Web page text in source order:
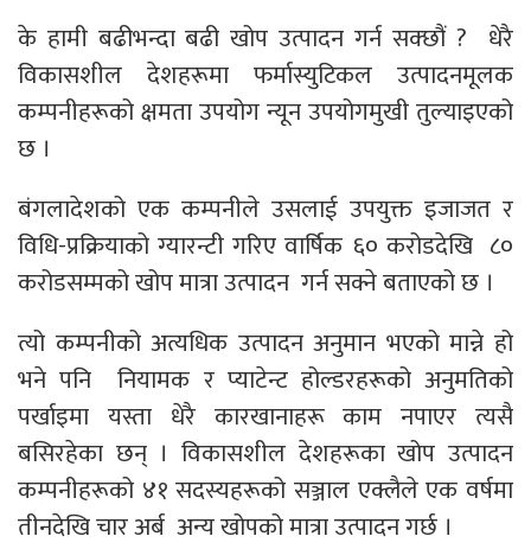
के हामी बढीभन्दा बढी खोप उत्पादन गर्न सक्छौं ? धेरै
विकासशील देशहरूमा फर्मास्युटिकल उत्पादनमूलक
कम्पनीहरूको क्षमता उपयोग न्यून उपयोगमुखी तुल्याइएको
छ ।
बंगलादेशको एक कम्पनीले उसलाई उपयुक्त इजाजत र
विधि-प्रक्रियाको ग्यारन्टी गरिए वार्षिक ६० करोडदेखि ८०
करोडसम्मको खोप मात्रा उत्पादन गर्न सक्ने बताएको छ ।
त्यो कम्पनीको अत्यधिक उत्पादन अनुमान भएको मान्ने हो
भने पनि नियामक र प्याटेन्ट होल्डरहरूको अनुमतिको
पर्खाइमा यस्ता धेरै कारखानाहरू काम नपाएर त्यसै
बसिरहेका छन् । विकासशील देशहरूका खोप उत्पादन
कम्पनीहरूको ४१ सदस्यहरूको सञ्जाल एक्लैले एक वर्षमा
तीनदेखि चार अर्ब अन्य खोपको मात्रा उत्पादन गर्छ ।